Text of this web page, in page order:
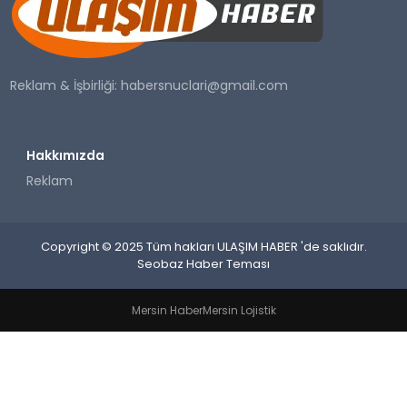
SAĞLIK
YAŞAM
Reklam & İşbirliği:habersnuclari@gmail.com
Hakkımızda
Reklam
Copyright © 2025 Tüm hakları ULAŞIM HABER 'de saklıdır.
Seobaz Haber Teması
Mersin HaberMersin Lojistik